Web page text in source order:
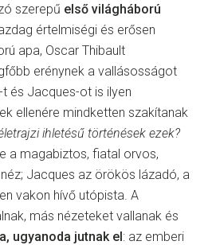
szerepű első világháború
értelmiségi és erősen
apa, Oscar Thibault
erénynek a vallásosságot
és Jacques-ot is ilyen
ellenére mindketten szakítanak
ihletésű történések ezek?
a magabiztos, fiatal orvos,
Jacques az örökös lázadó, a
vakon hívő utópista. A
más nézeteket vallanak és
ugyanoda jutnak el: az emberi